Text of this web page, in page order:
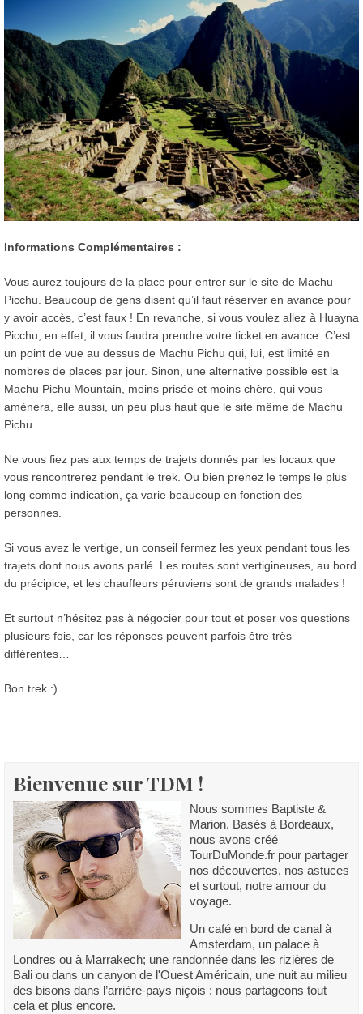
Informations Complémentaires :
Vous aurez toujours de la place pour entrer sur le site de Machu
Picchu. Beaucoup de gens disent qu’il faut réserver en avance pour
y avoir accès, c’est faux ! En revanche, si vous voulez allez à Huayna
Picchu, en effet, il vous faudra prendre votre ticket en avance. C’est
un point de vue au dessus de Machu Pichu qui, lui, est limité en
nombres de places par jour. Sinon, une alternative possible est la
Machu Pichu Mountain, moins prisée et moins chère, qui vous
amènera, elle aussi, un peu plus haut que le site même de Machu
Pichu.
Ne vous fiez pas aux temps de trajets donnés par les locaux que
vous rencontrerez pendant le trek. Ou bien prenez le temps le plus
long comme indication, ça varie beaucoup en fonction des
personnes.
Si vous avez le vertige, un conseil fermez les yeux pendant tous les
trajets dont nous avons parlé. Les routes sont vertigineuses, au bord
du précipice, et les chauffeurs péruviens sont de grands malades !
Et surtout n’hésitez pas à négocier pour tout et poser vos questions
plusieurs fois, car les réponses peuvent parfois être très
différentes…
Bon trek :)
Bienvenue sur TDM !
Nous sommes Baptiste &
Marion. Basés à Bordeaux,
nous avons créé
TourDuMonde.fr pour partager
nos découvertes, nos astuces
et surtout, notre amour du
voyage.
Un café en bord de canal à
Amsterdam, un palace à
Londres ou à Marrakech; une randonnée dans les rizières de
Bali ou dans un canyon de l'Ouest Américain, une nuit au milieu
des bisons dans l’arrière-pays niçois : nous partageons tout
cela et plus encore.